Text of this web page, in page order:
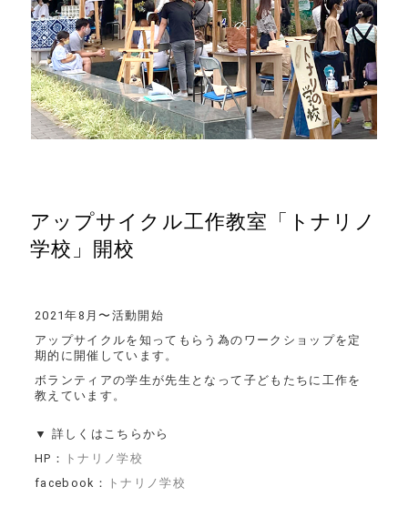
アップサイクル工作教室「トナリノ
学校」開校
2021年8月〜活動開始
アップサイクルを知ってもらう為のワークショップを定
期的に開催しています。
ボランティアの学生が先生となって子どもたちに工作を
教えています。
▼ 詳しくはこちらから
HP：
トナリノ学校
facebook：
トナリノ学校